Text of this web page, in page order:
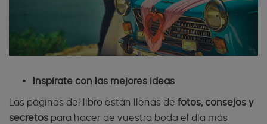
Inspírate con las mejores ideas
Las páginas del libro están llenas de fotos, consejos y
secretos para hacer de vuestra boda el día más